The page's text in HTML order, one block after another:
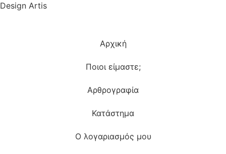
Design Artis
Αρχική
Ποιοι είμαστε;
Αρθρογραφία
Κατάστημα
Ο λογαριασμός μου